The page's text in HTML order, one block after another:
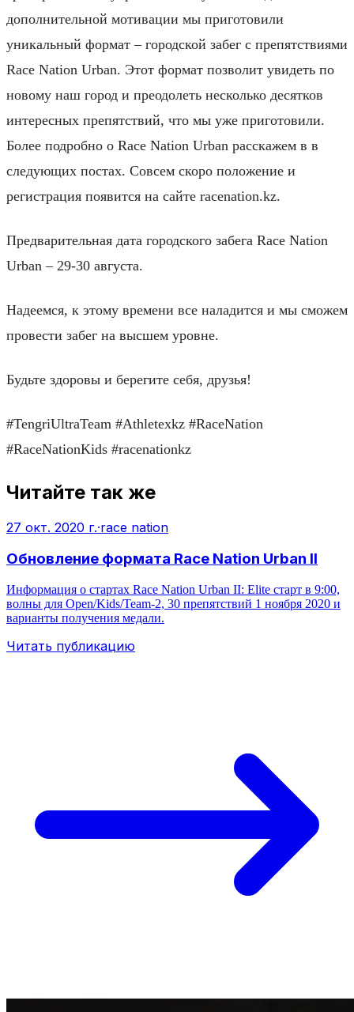
дополнительной мотивации мы приготовили
уникальный формат – городской забег с препятствиями
Race Nation Urban. Этот формат позволит увидеть по
новому наш город и преодолеть несколько десятков
интересных препятствий, что мы уже приготовили.
Более подробно о Race Nation Urban расскажем в в
следующих постах. Совсем скоро положение и
регистрация появится на сайте racenation.kz.
Предварительная дата городского забега Race Nation
Urban – 29-30 августа.
Надеемся, к этому времени все наладится и мы сможем
провести забег на высшем уровне.
Будьте здоровы и берегите себя, друзья!
#TengriUltraTeam #Athletexkz #RaceNation
#RaceNationKids #racenationkz
Читайте так же
27 окт. 2020 г.·race nation
Обновление формата Race Nation Urban II
Информация о стартах Race Nation Urban II: Elite старт в 9:00,
волны для Open/Kids/Team‑2, 30 препятствий 1 ноября 2020 и
варианты получения медали.
Читать публикацию